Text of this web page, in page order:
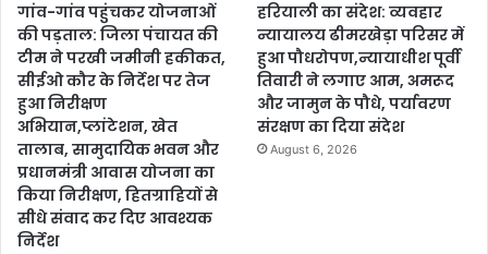
गांव-गांव पहुंचकर योजनाओं
की पड़ताल: जिला पंचायत की
टीम ने परखी जमीनी हकीकत,
सीईओ कौर के निर्देश पर तेज
हुआ निरीक्षण
अभियान,प्लांटेशन, खेत
तालाब, सामुदायिक भवन और
प्रधानमंत्री आवास योजना का
किया निरीक्षण, हितग्राहियों से
सीधे संवाद कर दिए आवश्यक
निर्देश
हरियाली का संदेश: व्यवहार
न्यायालय ढीमरखेड़ा परिसर में
हुआ पौधरोपण,न्यायाधीश पूर्वी
तिवारी ने लगाए आम, अमरूद
और जामुन के पौधे, पर्यावरण
संरक्षण का दिया संदेश
August 6, 2026